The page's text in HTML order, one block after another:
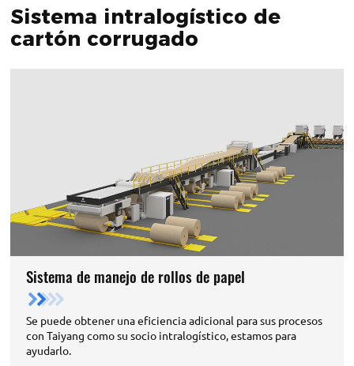
Sistema intralogístico de
cartón corrugado
Sistema de manejo de rollos de papel
Se puede obtener una eficiencia adicional para sus procesos
con Taiyang como su socio intralogístico, estamos para
ayudarlo.